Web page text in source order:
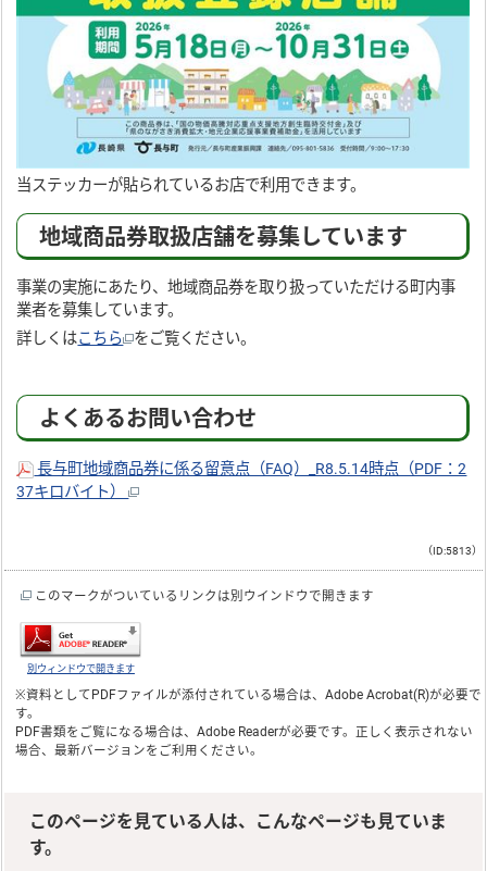
当ステッカーが貼られているお店で利用できます。
地域商品券取扱店舗を募集しています
事業の実施にあたり、地域商品券を取り扱っていただける町内事
業者を募集しています。
詳しくはこちら をご覧ください。
よくあるお問い合わせ
長与町地域商品券に係る留意点（FAQ）_R8.5.14時点（PDF：2
37キロバイト）
（ID:5813）
このマークがついているリンクは別ウインドウで開きます
別ウィンドウで開きます
※資料としてPDFファイルが添付されている場合は、Adobe Acrobat(R)が必要で
す。
PDF書類をご覧になる場合は、Adobe Readerが必要です。正しく表示されない
場合、最新バージョンをご利用ください。
このページを見ている人は、こんなページも見ていま
す。